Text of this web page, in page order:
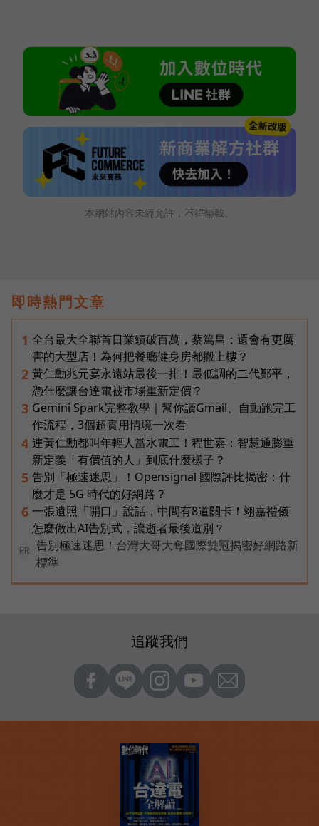
本網站內容未經允許，不得轉載。
即時熱門文章
1 全台最大全聯首日業績破百萬，蔡篤昌：還會有更厲
害的大型店！為何把餐廳健身房都搬上樓？
2 黃仁勳兆元宴永遠站最後一排！最低調的二代鄭平，
憑什麼讓台達電被市場重新定價？
3 Gemini Spark完整教學｜幫你讀Gmail、自動跑完工
作流程，3個超實用情境一次看
4 連黃仁勳都叫年輕人當水電工！程世嘉：智慧通膨重
新定義「有價值的人」到底什麼樣子？
5 告別「極速迷思」！Opensignal 國際評比揭密：什
麼才是 5G 時代的好網路？
6 一張遺照「開口」說話，中間有8道關卡！翊嘉禮儀
怎麼做出AI告別式，讓逝者最後道別？
PR
告別極速迷思！台灣大哥大奪國際雙冠揭密好網路新
標準
追蹤我們